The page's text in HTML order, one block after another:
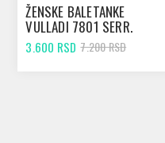
ŽENSKE BALETANKE
VULLADI 7801 SERR.
PURP MARINO
3.600 RSD 7.200 RSD